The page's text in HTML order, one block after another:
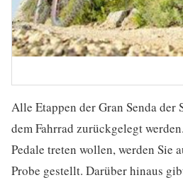
Alle Etappen der Gran Senda der
dem Fahrrad zurückgelegt
Pedale treten wollen, werden Sie
Probe gestellt. Darüber hinaus